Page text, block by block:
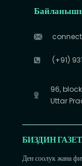
(+91)
96,
Uttar
БИЗДИН
Ден соолук жана